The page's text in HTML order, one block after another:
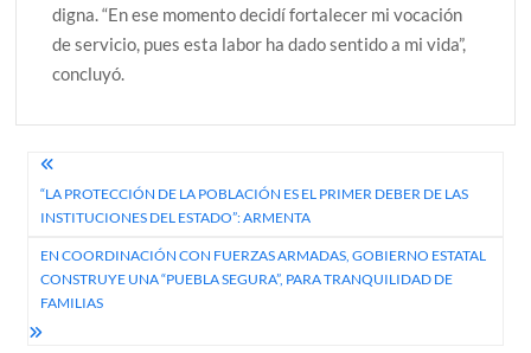
digna. “En ese momento decidí fortalecer mi vocación
de servicio, pues esta labor ha dado sentido a mi vida”,
concluyó.
Navegación
de
entradas
“LA PROTECCIÓN DE LA POBLACIÓN ES EL PRIMER DEBER DE LAS
INSTITUCIONES DEL ESTADO”: ARMENTA
EN COORDINACIÓN CON FUERZAS ARMADAS, GOBIERNO ESTATAL
CONSTRUYE UNA “PUEBLA SEGURA”, PARA TRANQUILIDAD DE
FAMILIAS